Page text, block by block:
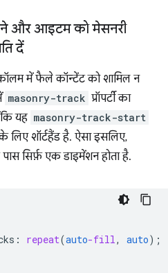
और आइटम को मेसनरी
दें
में फैले कॉन्टेंट को शामिल न
masonry-track प्रॉपर्टी का
यह masonry-track-start
लिए शॉर्टहैंड है. ऐसा इसलिए,
सिर्फ़ एक डाइमेंशन होता है.
: repeat(auto-fill, auto);